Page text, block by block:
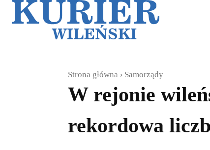
Strona główna Samorządy
W rejonie
rekordowa